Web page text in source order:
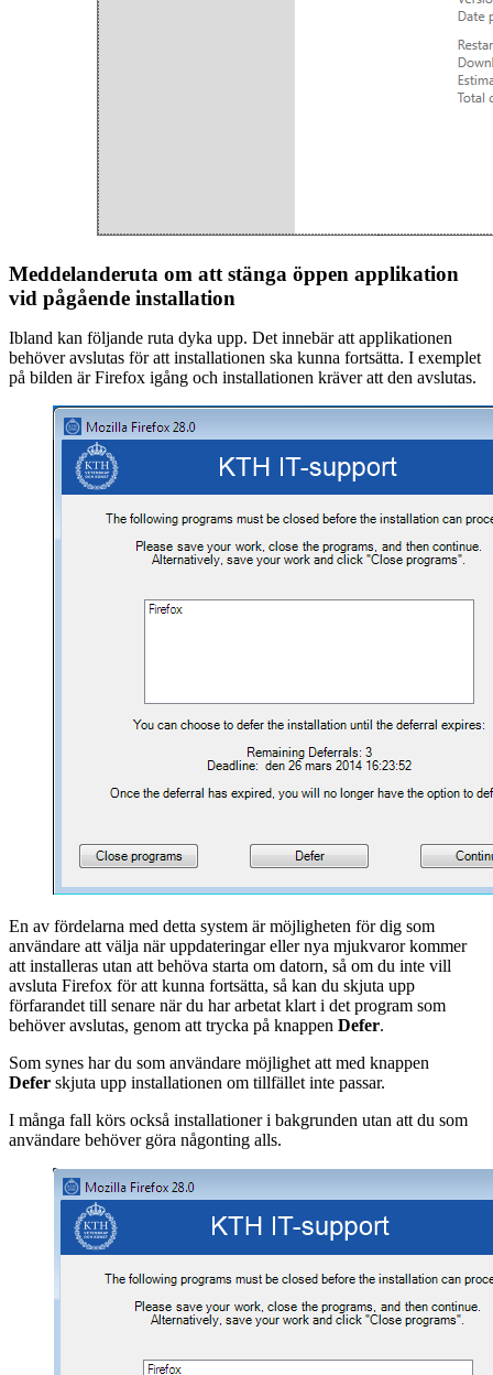
Meddelanderuta om att stänga öppen applikation
vid pågående installation
Ibland kan följande ruta dyka upp. Det innebär att applikationen
behöver avslutas för att installationen ska kunna fortsätta. I exemplet
på bilden är Firefox igång och installationen kräver att den avslutas.
En av fördelarna med detta system är möjligheten för dig som
användare att välja när uppdateringar eller nya mjukvaror kommer
att installeras utan att behöva starta om datorn, så om du inte vill
avsluta Firefox för att kunna fortsätta, så kan du skjuta upp
förfarandet till senare när du har arbetat klart i det program som
behöver avslutas, genom att trycka på knappen Defer.
Som synes har du som användare möjlighet att med knappen
Defer skjuta upp installationen om tillfället inte passar.
I många fall körs också installationer i bakgrunden utan att du som
användare behöver göra någonting alls.